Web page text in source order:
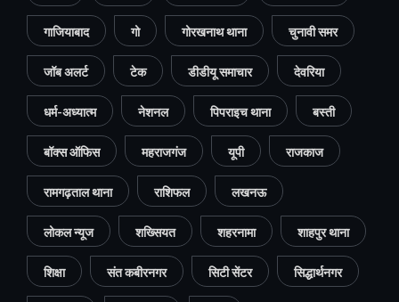
गाजियाबाद गो गोरखनाथ थाना चुनावी समर
जॉब अलर्ट टेक डीडीयू समाचार देवरिया
धर्म-अध्यात्म नेशनल पिपराइच थाना बस्ती
बॉक्स ऑफिस महराजगंज यूपी राजकाज
रामगढ़ताल थाना राशिफल लखनऊ
लोकल न्यूज शख्सियत शहरनामा शाहपुर थाना
शिक्षा संत कबीरनगर सिटी सेंटर सिद्धार्थनगर